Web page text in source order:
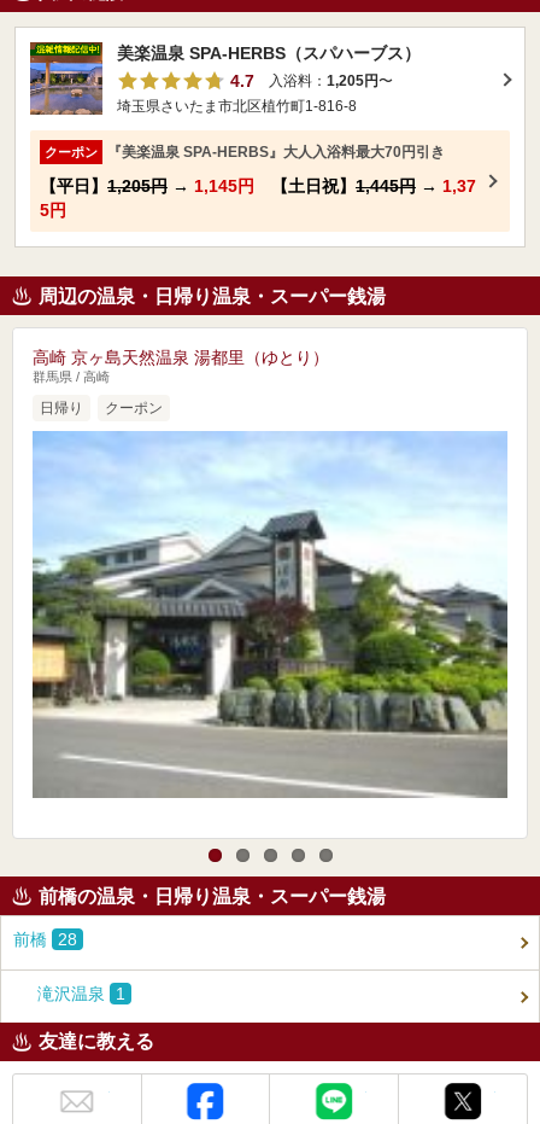
美楽温泉 SPA-HERBS（スパハーブス）
4.7
入浴料： 1,205円〜
埼玉県さいたま市北区植竹町1-816-8
クーポン 『美楽温泉 SPA-HERBS』大人入浴料最大70円引き
【平日】 1,205円 → 1,145円 【土日祝】 1,445円 → 1,37
5円
周辺の温泉・日帰り温泉・スーパー銭湯
高崎 京ヶ島天然温泉 湯都里（ゆとり）
群馬県 / 高崎
日帰り クーポン
前橋の温泉・日帰り温泉・スーパー銭湯
前橋 28
滝沢温泉 1
友達に教える